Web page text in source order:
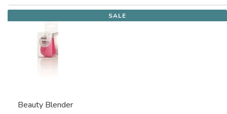
SALE
Beauty Blender